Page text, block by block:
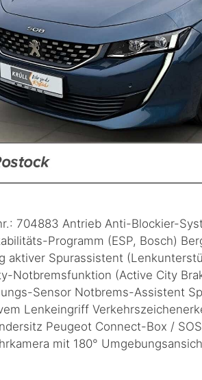
704883 Antrieb Anti-Blockier-
Programm (ESP, Bosch)
aktiver Spurassistent
Notbremsfunktion (Active City
Sensor Notbrems-Assistent
Lenkeingriff
Peugeot Connect-Box /
mit 180°